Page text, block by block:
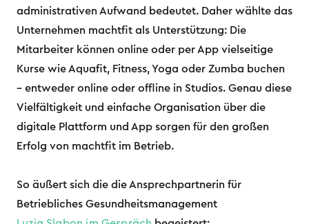
administrativen Aufwand bedeutet. Daher wählte das
Unternehmen machtfit als Unterstützung: Die
Mitarbeiter können online oder per App vielseitige
Kurse wie Aquafit, Fitness, Yoga oder Zumba buchen
– entweder online oder offline in Studios. Genau diese
Vielfältigkeit und einfache Organisation über die
digitale Plattform und App sorgen für den großen
Erfolg von machtfit im Betrieb.
So äußert sich die die Ansprechpartnerin für
Betriebliches Gesundheitsmanagement